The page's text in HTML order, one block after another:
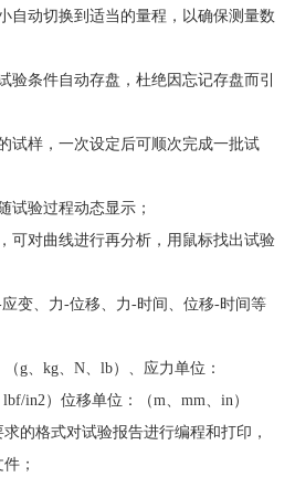
自动切换到适当的量程，以确保测量数
验条件自动存盘，杜绝因忘记存盘而引
试样，一次设定后可顺次完成一批试
试验过程动态显示；
可对曲线进行再分析，用鼠标找出试验
变、力-位移、力-时间、位移-时间等
g、kg、N、lb）、应力单位：
lbf/in2）位移单位：（m、mm、in）
的格式对试验报告进行编程和打印，
；